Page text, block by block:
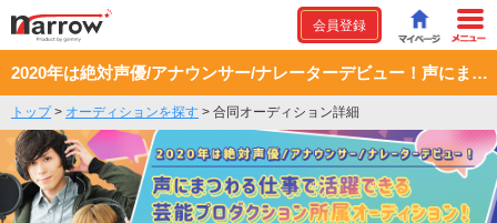
会員登録
2020年は絶対声優/アナウンサー/ナレーターデビュー！声にまつわる仕事で活躍できる芸能プロダクション所属オーディション！
トップ> オーディションを探す > 合同オーディション詳細